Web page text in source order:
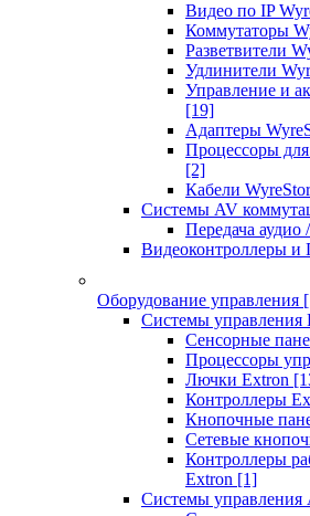
Видео по IP
Коммутаторы
Разветвители
Удлинители
Управление и
[19]
Адаптеры
Процессоры
[2]
Кабели
Системы AV
Передача аудио
Видеоконтроллеры и
Оборудование управления
Системы управления
Сенсорные
Процессоры
Лючки Extron
Контроллеры
Кнопочные
Сетевые
Контроллеры
Extron [1]
Системы управления